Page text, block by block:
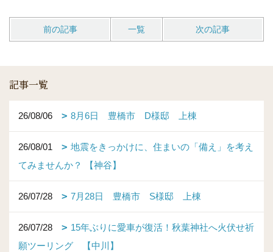
前の記事 一覧 次の記事
記事一覧
26/08/06 8月6日 豊橋市 D様邸 上棟
26/08/01
地震をきっかけに、住まいの「備え」を考え
てみませんか？ 【神谷】
26/07/28 7月28日 豊橋市 S様邸 上棟
26/07/28
15年ぶりに愛車が復活！秋葉神社へ火伏せ祈
願ツーリング 【中川】